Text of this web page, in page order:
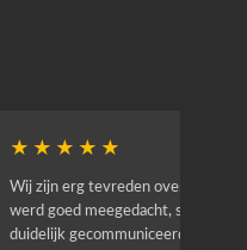
Er
en
wensen zijn